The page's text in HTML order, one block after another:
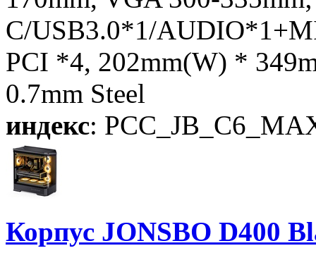
C/USB3.0*1/
PCI *4, 202mm(W) *
0.7mm Steel
индекс:
Корпус JONSBO D400